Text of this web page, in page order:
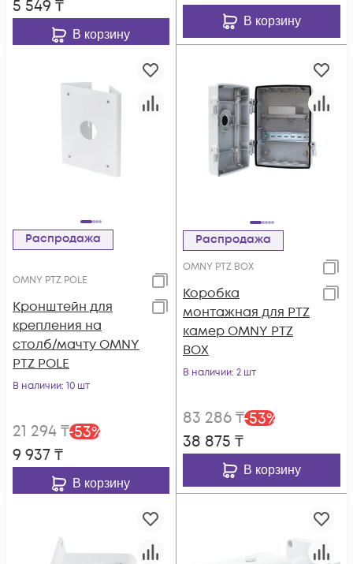
5 549 ₸
В корзину
В корзину
Распродажа
OMNY PTZ POLE
Кронштейн для
крепления на
столб/мачту OMNY
PTZ POLE
В наличии: 10 шт
21 294₸-53%
9 937₸
В корзину
Распродажа
OMNY PTZ BOX
Коробка
монтажная для PTZ
камер OMNY PTZ
BOX
В наличии: 2 шт
83 286₸-53%
38 875 ₸
В корзину